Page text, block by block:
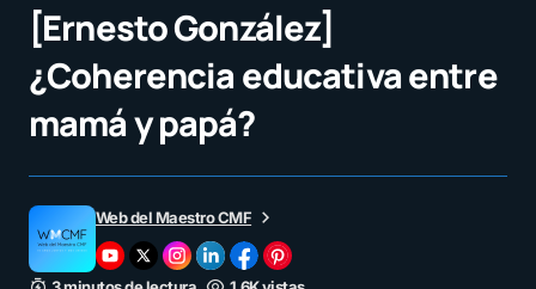
[Ernesto González]
¿Coherencia educativa entre
mamá y papá?
Web del Maestro CMF